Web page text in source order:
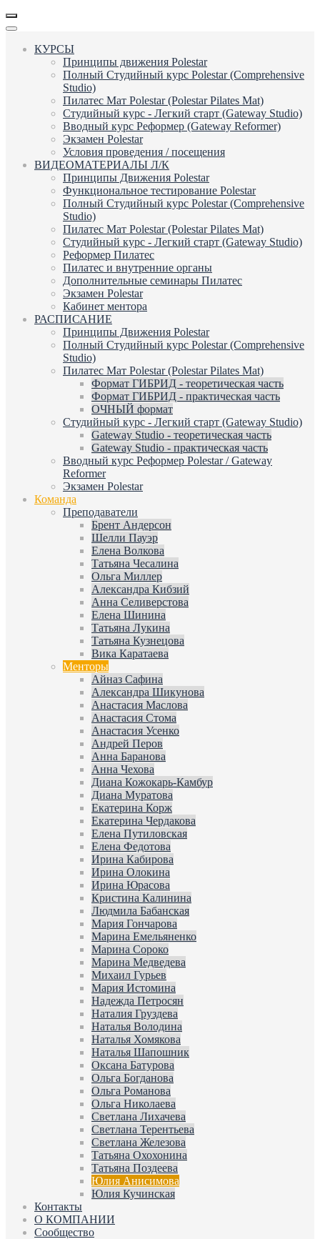
КУРСЫ
Принципы движения Polestar
Полный Студийный курс Polestar (Comprehensive
Studio)
Пилатес Мат Polestar (Polestar Pilates Mat)
Студийный курс - Легкий старт (Gateway Studio)
Вводный курс Реформер (Gateway Reformer)
Экзамен Polestar
Условия проведения / посещения
ВИДЕОМАТЕРИАЛЫ Л/К
Принципы Движения Polestar
Функциональное тестирование Polestar
Полный Студийный курс Polestar (Comprehensive
Studio)
Пилатес Мат Polestar (Polestar Pilates Mat)
Студийный курс - Легкий старт (Gateway Studio)
Реформер Пилатес
Пилатес и внутренние органы
Дополнительные семинары Пилатес
Экзамен Polestar
Кабинет ментора
РАСПИСАНИЕ
Принципы Движения Polestar
Полный Студийный курс Polestar (Comprehensive
Studio)
Пилатес Мат Polestar (Polestar Pilates Mat)
Формат ГИБРИД - теоретическая часть
Формат ГИБРИД - практическая часть
ОЧНЫЙ формат
Студийный курс - Легкий старт (Gateway Studio)
Gateway Studio - теоретическая часть
Gateway Studio - практическая часть
Вводный курс Реформер Polestar / Gateway
Reformer
Экзамен Polestar
Команда
Преподаватели
Брент Андерсон
Шелли Пауэр
Елена Волкова
Татьяна Чесалина
Ольга Миллер
Александра Кибзий
Анна Селиверстова
Елена Шинина
Татьяна Лукина
Татьяна Кузнецова
Вика Каратаева
Менторы
Айназ Сафина
Александра Шикунова
Анастасия Маслова
Анастасия Стома
Анастасия Усенко
Андрей Перов
Анна Баранова
Анна Чехова
Диана Кожокарь-Камбур
Диана Муратова
Екатерина Корж
Екатерина Чердакова
Елена Путиловская
Елена Федотова
Ирина Кабирова
Ирина Олокина
Ирина Юрасова
Кристина Калинина
Людмила Бабанская
Мария Гончарова
Марина Емельяненко
Марина Сороко
Марина Медведева
Михаил Гурьев
Мария Истомина
Надежда Петросян
Наталия Груздева
Наталья Володина
Наталья Хомякова
Наталья Шапошник
Оксана Батурова
Ольга Богданова
Ольга Романова
Ольга Николаева
Светлана Лихачева
Светлана Терентьева
Светлана Железова
Татьяна Охохонина
Татьяна Поздеева
Юлия Анисимова
Юлия Кучинская
Контакты
О КОМПАНИИ
Сообщество